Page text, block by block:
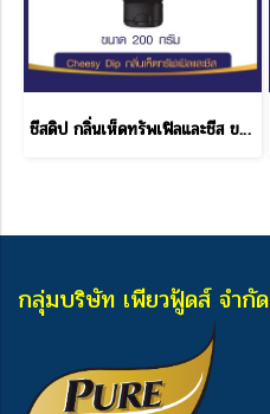
ชีสดิป กลิ่นเห็ดทรัพเฟิลและชีส ขนาด 200 กรัม
กลุ่มบริษัท เพียวฟู้ดส์ จำกัด